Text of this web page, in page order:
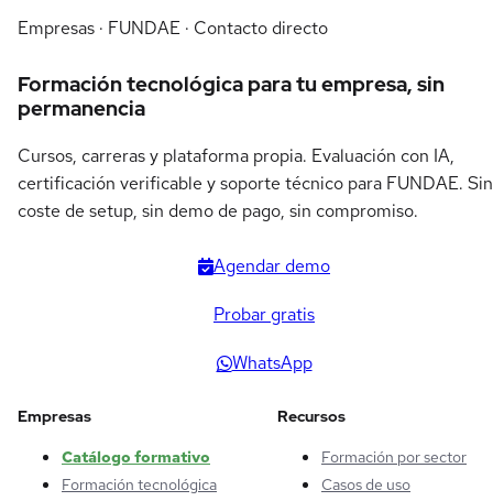
Empresas · FUNDAE · Contacto directo
Formación tecnológica para tu empresa, sin
permanencia
Cursos, carreras y plataforma propia. Evaluación con IA,
certificación verificable y soporte técnico para FUNDAE. Sin
coste de setup, sin demo de pago, sin compromiso.
Agendar demo
Probar gratis
WhatsApp
Empresas
Catálogo formativo
Formación tecnológica
Recursos
Formación por sector
Casos de uso